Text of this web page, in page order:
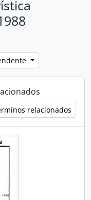
relacionados